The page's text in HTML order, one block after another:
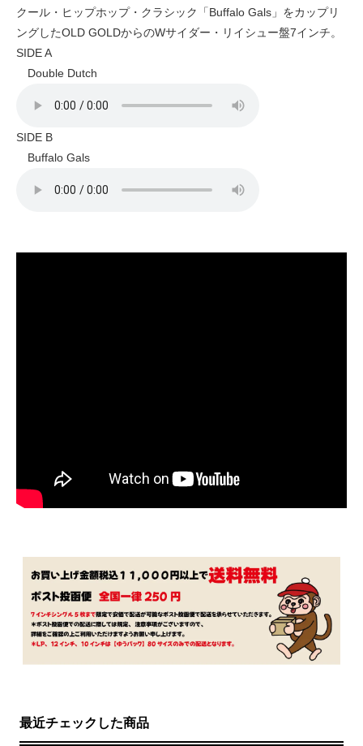
クール・ヒップホップ・クラシック「Buffalo Gals」をカップリ
ングしたOLD GOLDからのWサイダー・リイシュー盤7インチ。
SIDE A
Double Dutch
SIDE B
Buffalo Gals
最近チェックした商品